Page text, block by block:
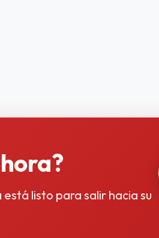
listo para salir hacia su